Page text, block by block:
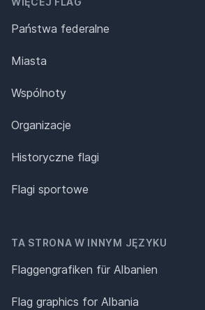
Państwa federalne
Miasta
Wspólnoty
Organizacje
Historyczne flagi
Flagi sportowe
TA STRONA W INNYM JĘZYKU
Flaggengrafiken für Albanien
Flag graphics for Albania